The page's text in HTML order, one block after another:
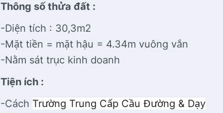
Thông số thửa đất :
-Diện tích : 30,3m2
-Mặt tiền = mặt hậu = 4.34m vuông vắn
-Nằm sát trục kinh doanh
Tiện ích :
-Cách Trường Trung Cấp Cầu Đường & Dạy